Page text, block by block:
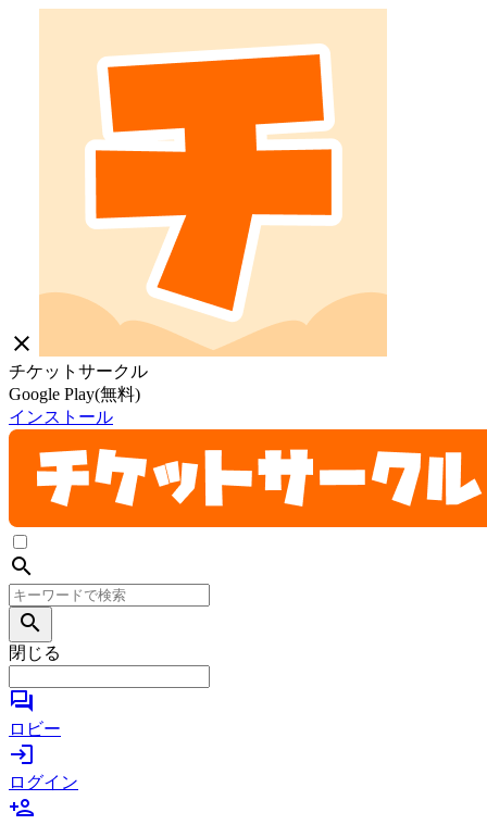
close
チケットサークル
Google Play(無料)
インストール
search
search
閉じる
forum
ロビー
login
ログイン
person_add